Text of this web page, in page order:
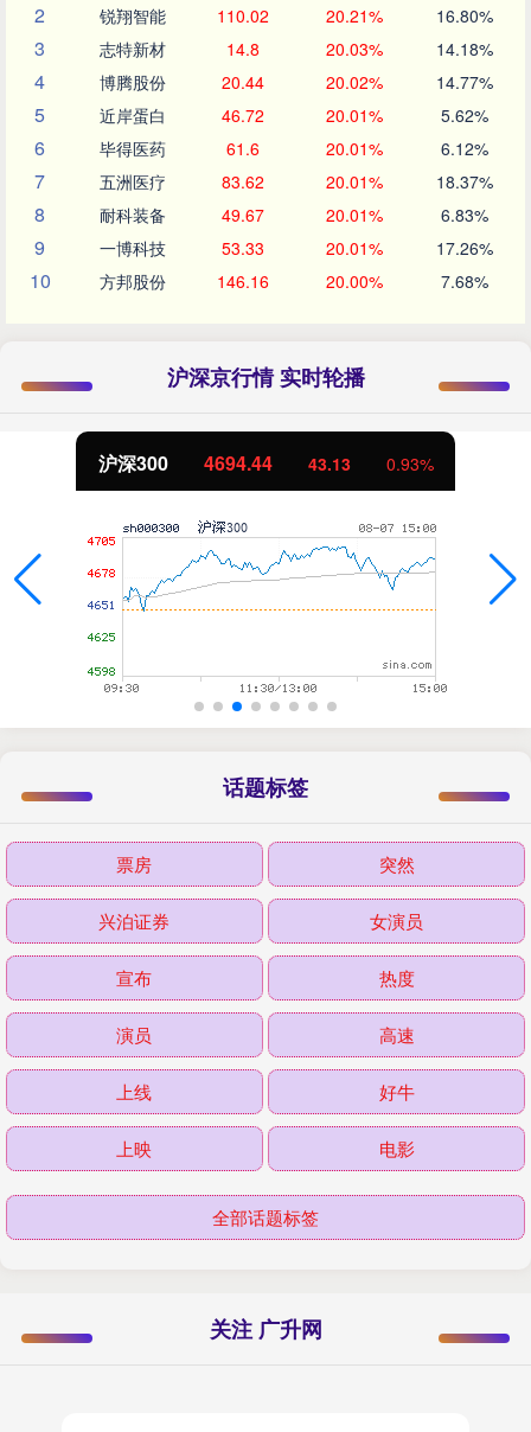
2 锐翔智能 110.02 20.21% 16.80%
3 志特新材 14.8 20.03% 14.18%
4 博腾股份 20.44 20.02% 14.77%
5 近岸蛋白 46.72 20.01% 5.62%
6 毕得医药 61.6 20.01% 6.12%
7 五洲医疗 83.62 20.01% 18.37%
8 耐科装备 49.67 20.01% 6.83%
9 一博科技 53.33 20.01% 17.26%
10 方邦股份 146.16 20.00% 7.68%
沪深京行情 实时轮播
沪深300 4694.44 43.13 0.93%
话题标签
票房 突然
兴泊证券 女演员
宣布 热度
演员 高速
上线 好牛
上映 电影
全部话题标签
关注 广升网